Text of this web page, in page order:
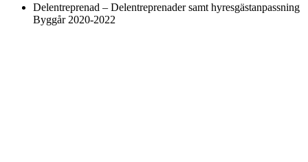
Delentreprenad – Delentreprenader samt hyresgästanpassning
Byggår 2020-2022